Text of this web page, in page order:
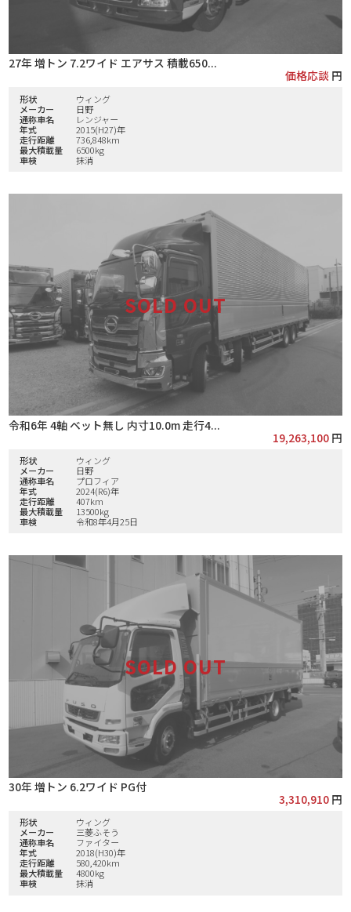
27年 増トン 7.2ワイド エアサス 積載650...
価格応談円
形状
ウィング
メーカー
日野
通称車名
レンジャー
年式
2015(H27)年
走行距離
736,848km
最大積載量
6500kg
車検
抹消
令和6年 4軸 ベット無し 内寸10.0m 走行4...
19,263,100円
形状
ウィング
メーカー
日野
通称車名
プロフィア
年式
2024(R6)年
走行距離
407km
最大積載量
13500kg
車検
令和8年4月25日
30年 増トン 6.2ワイド PG付
3,310,910円
形状
ウィング
メーカー
三菱ふそう
通称車名
ファイター
年式
2018(H30)年
走行距離
580,420km
最大積載量
4800kg
車検
抹消